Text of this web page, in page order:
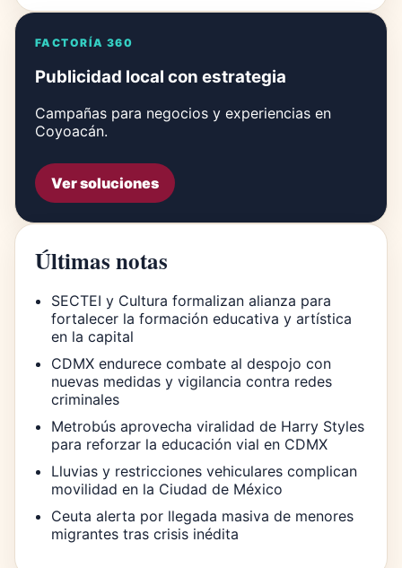
FACTORÍA 360
Publicidad local con estrategia
Campañas para negocios y experiencias en
Coyoacán.
Ver soluciones
Últimas notas
SECTEI y Cultura formalizan alianza para
fortalecer la formación educativa y artística
en la capital
CDMX endurece combate al despojo con
nuevas medidas y vigilancia contra redes
criminales
Metrobús aprovecha viralidad de Harry Styles
para reforzar la educación vial en CDMX
Lluvias y restricciones vehiculares complican
movilidad en la Ciudad de México
Ceuta alerta por llegada masiva de menores
migrantes tras crisis inédita